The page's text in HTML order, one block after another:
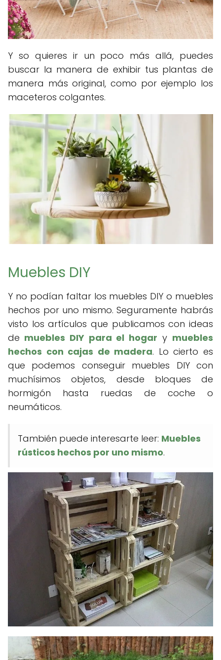
Y so quieres ir un poco más allá, puedes
buscar la manera de exhibir tus plantas de
manera más original, como por ejemplo los
maceteros colgantes.
Muebles DIY
Y no podían faltar los muebles DIY o muebles
hechos por uno mismo. Seguramente habrás
visto los artículos que publicamos con ideas
de muebles DIY para el hogar y muebles
hechos con cajas de madera. Lo cierto es
que podemos conseguir muebles DIY con
muchísimos objetos, desde bloques de
hormigón hasta ruedas de coche o
neumáticos.
También puede interesarte leer: Muebles
rústicos hechos por uno mismo.